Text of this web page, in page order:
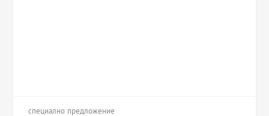
специално предложение